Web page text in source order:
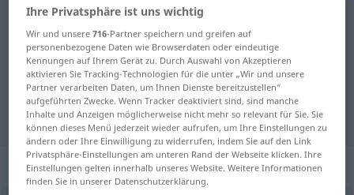
Französisch-Deutsch Wörterbuch
Französisch-Deutsch Übersetzung
für "radoter"
"radoter" Deutsch Übersetzung
„radoter“: verbe intransitif
Ihre Privatsphäre ist uns wichtig
Wir und unsere716-Partner speichern und greifen auf
personenbezogene Daten wie Browserdaten oder eindeutige
Kennungen auf Ihrem Gerät zu. Durch Auswahl von Akzeptieren
aktivieren Sie Tracking-Technologien für die unter „Wir und unsere
Partner verarbeiten Daten, um Ihnen Dienste bereitzustellen“
aufgeführten Zwecke. Wenn Tracker deaktiviert sind, sind manche
Inhalte und Anzeigen möglicherweise nicht mehr so relevant für Sie. Sie
können dieses Menü jederzeit wieder aufrufen, um Ihre Einstellungen zu
ändern oder Ihre Einwilligung zu widerrufen, indem Sie auf den Link
Privatsphäre-Einstellungen am unteren Rand der Webseite klicken. Ihre
Einstellungen gelten innerhalb unseres Website. Weitere Informationen
finden Sie in unserer Datenschutzerklärung.